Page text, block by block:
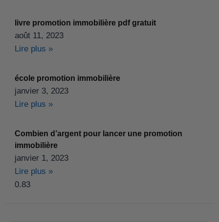
livre promotion immobilière pdf gratuit
août 11, 2023
Lire plus »
école promotion immobilière
janvier 3, 2023
Lire plus »
Combien d’argent pour lancer une promotion
immobilière
janvier 1, 2023
Lire plus »